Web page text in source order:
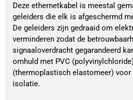
Deze ethernetkabel is meestal
geleiders die elk is afgeschermd
De geleiders zijn gedraaid om
verminderen zodat de
signaaloverdracht gegarandeerd
omhuld met PVC
(thermoplastisch elastomeer)
isolatie.